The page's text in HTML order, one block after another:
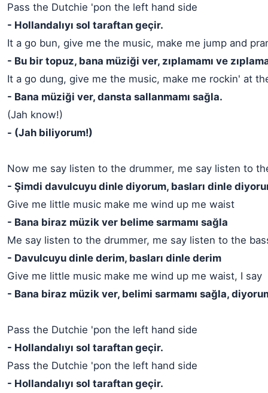
Pass the Dutchie 'pon the left hand side
- Hollandalıyı sol taraftan geçir.
It a go bun, give me the music, make me jump and
- Bu bir topuz, bana müziği ver, zıplamamı ve
It a go dung, give me the music, make me rockin' at
- Bana müziği ver, dansta sallanmamı sağla.
(Jah know!)
- (Jah biliyorum!)
Now me say listen to the drummer, me say listen to
- Şimdi davulcuyu dinle diyorum, basları dinle
Give me little music make me wind up me waist
- Bana biraz müzik ver belime sarmamı sağla
Me say listen to the drummer, me say listen to the
- Davulcuyu dinle derim, basları dinle derim
Give me little music make me wind up me waist, I say
- Bana biraz müzik ver, belimi sarmamı sağla,
Pass the Dutchie 'pon the left hand side
- Hollandalıyı sol taraftan geçir.
Pass the Dutchie 'pon the left hand side
- Hollandalıyı sol taraftan geçir.